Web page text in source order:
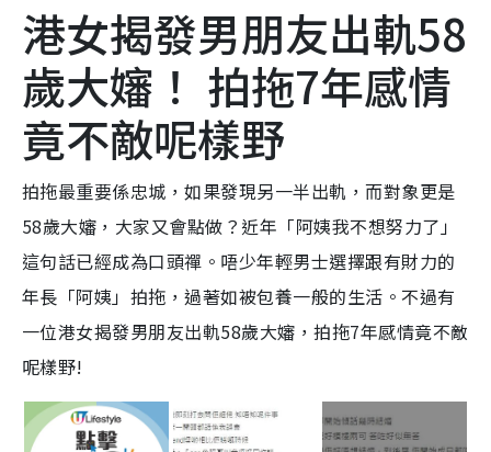
港女揭發男朋友出軌58
歲大嬸！ 拍拖7年感情
竟不敵呢樣野
拍拖最重要係忠城，如果發現另一半出軌，而對象更是
58歲大嬸，大家又會點做？近年「阿姨我不想努力了」
這句話已經成為口頭禪。唔少年輕男士選擇跟有財力的
年長「阿姨」拍拖，過著如被包養一般的生活。不過有
一位港女揭發男朋友出軌58歲大嬸，拍拖7年感情竟不敵
呢樣野!